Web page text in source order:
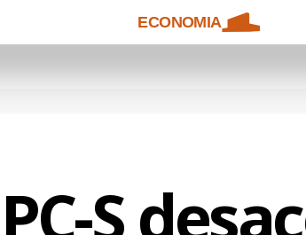
ECONOMIA
S